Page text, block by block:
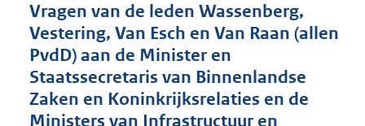
d
s
g
r
o
o
t
Vragen van de leden Wassenberg,
Vestering, Van Esch en Van Raan (allen
PvdD) aan de Minister en
Staatssecretaris van Binnenlandse
Zaken en Koninkrijksrelaties en de
Ministers van Infrastructuur en